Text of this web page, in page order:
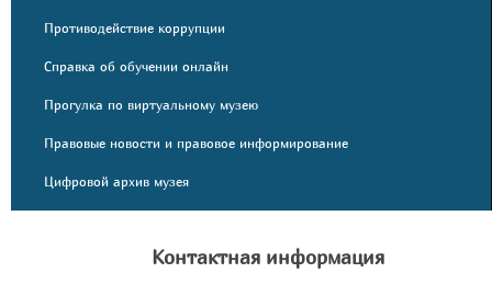
Противодействие коррупции
Справка об обучении онлайн
Прогулка по виртуальному музею
Правовые новости и правовое информирование
Цифровой архив музея
Контактная информация